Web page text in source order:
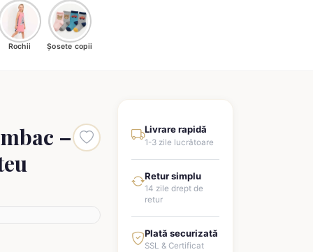
Rochii Șosete copii
–
Livrare rapidă
1-3 zile lucrătoare
Retur simplu
14 zile drept de
retur
Plată securizată
SSL & Certificat